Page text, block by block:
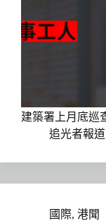
建築署上月底巡
追光者報道
國際, 港聞